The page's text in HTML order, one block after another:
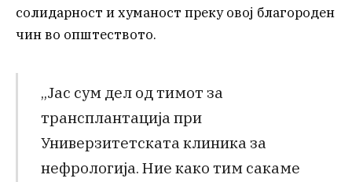
солидарност и хуманост преку овој благороден
чин во општеството.
„Јас сум дел од тимот за
трансплантација при
Универзитетската клиника за
нефрологија. Ние како тим сакаме